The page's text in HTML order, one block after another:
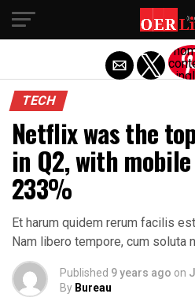
/
/
77
"
TECH
Netflix was the
in Q2, with
233%
Et harum quidem rerum facilis
Nam libero tempore, cum soluta
Published 9 years ago on
By Bureau
Exit mobile